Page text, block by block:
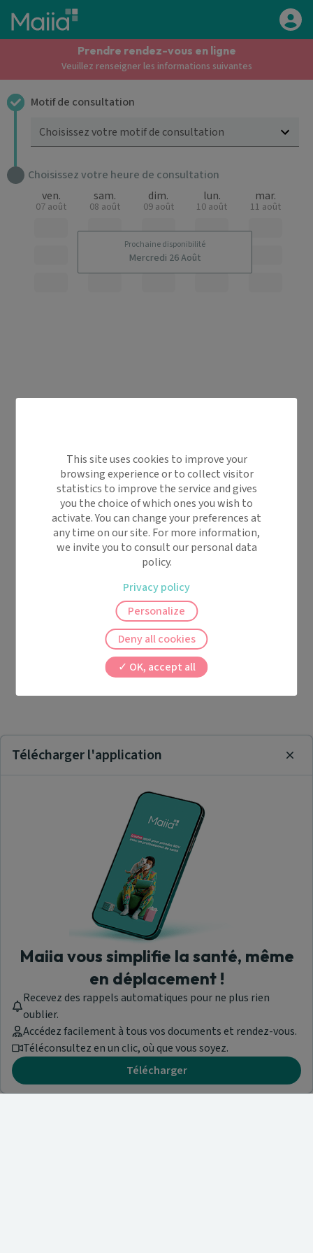
Aller au contenu principal
Prendre rendez-vous en ligne
Veuillez renseigner les informations suivantes
Motif de consultation
Choisissez votre motif de consultation
Choisissez votre heure de consultation
Prochaine disponibilité
Mercredi 26 Août
ven.
07 août
sam.
08 août
dim.
09 août
lun.
10 août
mar.
11 août
Télécharger l'application
Maiia vous simplifie la santé, même
en déplacement !
Recevez des rappels automatiques pour ne plus rien
oublier.
Accédez facilement à tous vos documents et rendez-vous.
Téléconsultez en un clic, où que vous soyez.
Télécharger
This site uses cookies to improve your
browsing experience or to collect visitor
statistics to improve the service and gives
you the choice of which ones you wish to
activate. You can change your preferences at
any time on our site. For more information,
we invite you to consult our personal data
policy.
OK, accept all
Deny all cookies
Personalize
Privacy policy